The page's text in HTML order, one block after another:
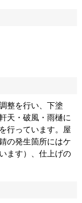
整を行い、下塗
天・破風・雨樋に
行っています。屋
の発生箇所にはケ
ます）、仕上げの